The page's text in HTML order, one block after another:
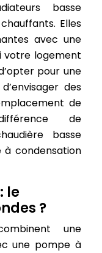
basse
Elles
avec une
votre logement
pour une
des
de
de
basse
condensation
le
?
une
une pompe à